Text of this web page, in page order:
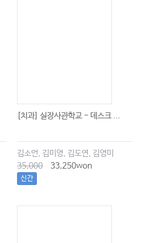
[치과] 실장사관학교 - 데스크 ...
김소언, 김미영, 김도연, 김영미
35,000
33,250won
신간